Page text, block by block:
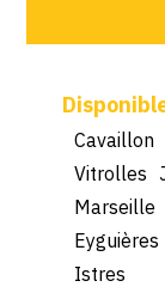
Cavaillon
Vitrolles
Marseille
Eyguières
Istres